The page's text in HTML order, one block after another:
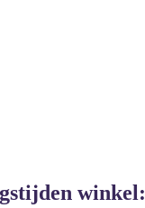
winkel: